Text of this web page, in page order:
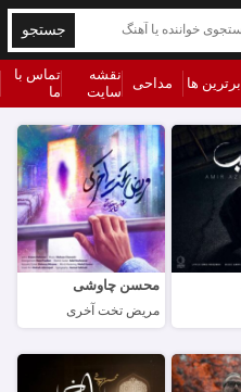
جستجو
برترین ها مداحی
نقشه
سایت
تماس با
ما
محسن چاوشی
مریض تخت آخری